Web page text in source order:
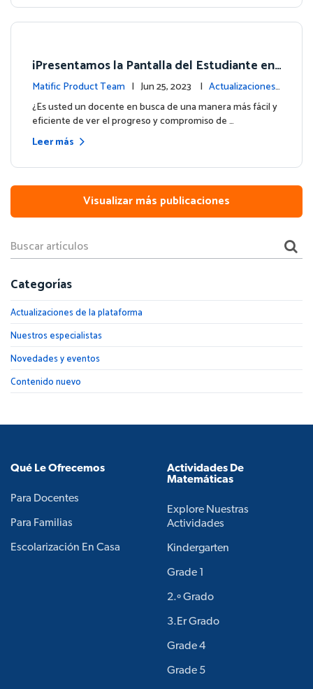
¡Presentamos la Pantalla del Estudiante en
su Panel de Control!
Matific Product Team | Jun 25, 2023 | Actualizaciones
de la plataforma
¿Es usted un docente en busca de una manera más fácil y
eficiente de ver el progreso y compromiso de …
Leer más
Visualizar más publicaciones
Categorías
Actualizaciones de la plataforma
Nuestros especialistas
Novedades y eventos
Contenido nuevo
Qué Le Ofrecemos
Para Docentes
Para Familias
Escolarización En Casa
Actividades De
Matemáticas
Explore Nuestras
Actividades
Kindergarten
Grade 1
2.º Grado
3.er Grado
Grade 4
Grade 5